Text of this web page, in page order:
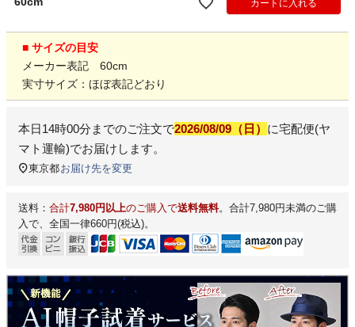
カートに入れる
■ サイズの目安
メーカー表記 60cm
実寸サイズ：ほぼ表記どおり
本日14時00分 までのご注文で2026/08/09（日） に宅配便(ヤ
マト運輸)でお届けします。
東京都お届け先を変更
送料： 合計7,980円以上のご購入で送料無料。合計7,980円未満のご購
入で、全国一律660円(税込)。